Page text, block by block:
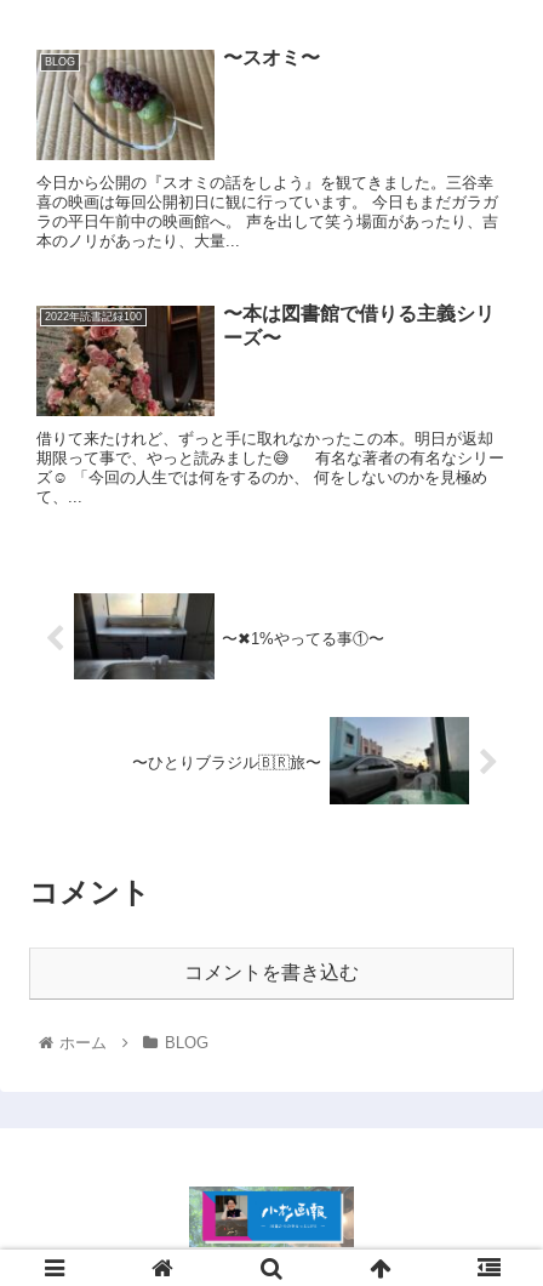
BLOG 〜スオミ〜
今日から公開の『スオミの話をしよう』を観てきました。三谷幸
喜の映画は毎回公開初日に観に行っています。 今日もまだガラガ
ラの平日午前中の映画館へ。 声を出して笑う場面があったり、吉
本のノリがあったり、大量...
2022年読書記録100
〜本は図書館で借りる主義シリ
ーズ〜
借りて来たけれど、ずっと手に取れなかったこの本。明日が返却
期限って事で、やっと読みました😅 有名な著者の有名なシリー
ズ☺️ 「今回の人生では何をするのか、 何をしないのかを見極め
て、...
〜✖︎1%やってる事①〜
〜ひとりブラジル🇧🇷旅〜
コメント
コメントを書き込む
ホーム BLOG
© 2021 .